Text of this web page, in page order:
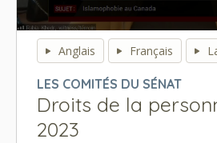
seconds
seconds
Anglais Français
LES COMITÉS DU SÉNAT
Droits de la
2023